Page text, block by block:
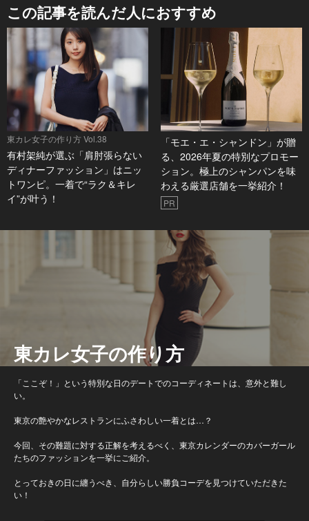
この記事を読んだ人におすすめ
東カレ女子の作り方 Vol.38
有村架純が選ぶ「肩肘張らない
ディナーファッション」はニッ
トワンピ。一着で“ラク＆キレ
イ”が叶う！
「モエ・エ・シャンドン」が贈
る、2026年夏の特別なプロモー
ション。極上のシャンパンを味
わえる厳選店舗を一挙紹介！
PR
東カレ女子の作り方
「ここぞ！」という特別な日のデートでのコーディネートは、意外と難し
い。
東京の艶やかなレストランにふさわしい一着とは…？
今回、その難題に対する正解を考えるべく、東京カレンダーのカバーガール
たちのファッションを一挙にご紹介。
とっておきの日に纏うべき、自分らしい勝負コーデを見つけていただきた
い！